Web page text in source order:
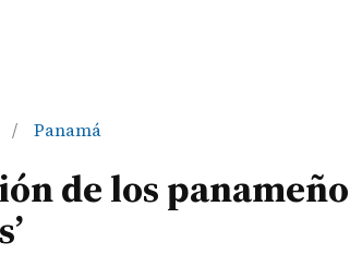
/ Panamá
de los